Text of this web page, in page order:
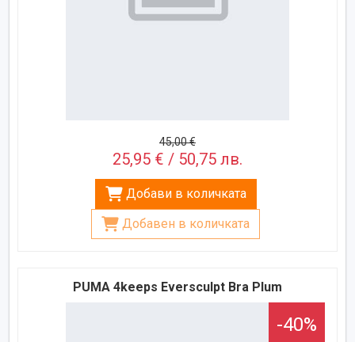
45,00 €
25,95 € / 50,75 лв.
Добави в количката
Добавен в количката
PUMA 4keeps Eversculpt Bra Plum
-40%